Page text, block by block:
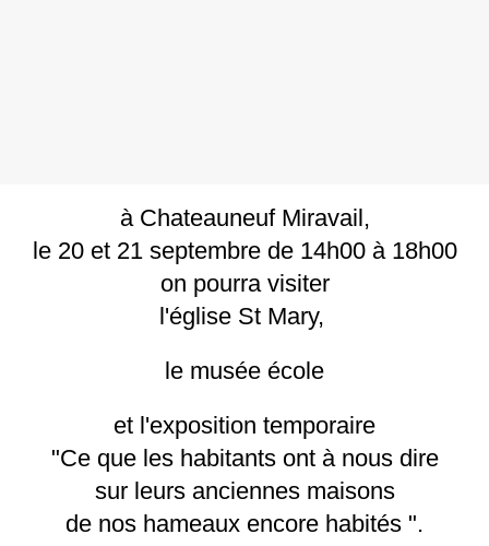
à Chateauneuf Miravail,
le 20 et 21 septembre de 14h00 à 18h00
on pourra visiter
l'église St Mary,
le musée école
et l'exposition temporaire
"Ce que les habitants ont à nous dire
sur leurs anciennes maisons
de nos hameaux encore habités ".